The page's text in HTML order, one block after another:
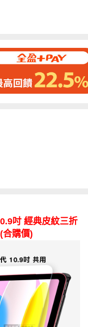
吋 經典皮紋三折
合購價)